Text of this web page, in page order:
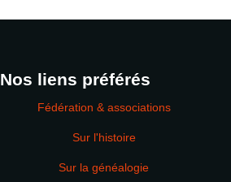
Nos liens préférés
Fédération & associations
Sur l'histoire
Sur la généalogie